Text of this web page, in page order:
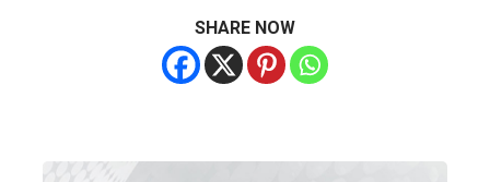
SHARE NOW